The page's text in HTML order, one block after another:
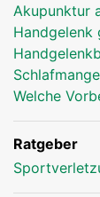
Akupunktur
Handgelenk
Welche
Ratgeber